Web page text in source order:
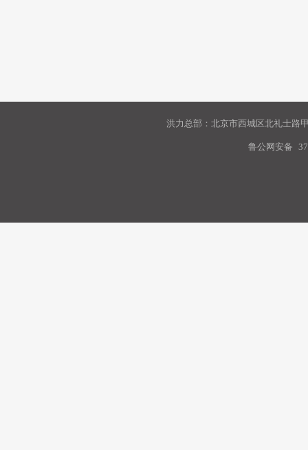
洪力总部：北京市西城区北礼士路
鲁公网安备